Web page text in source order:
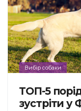
Вибір собаки
ТОП-5
зустріти у